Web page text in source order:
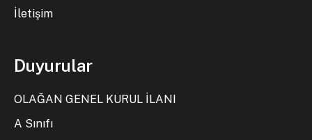
İletişim
Duyurular
OLAĞAN GENEL KURUL İLANI
A Sınıfı